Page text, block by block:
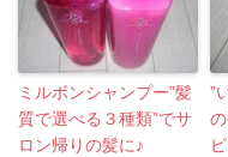
ミルボンシャンプー”髪
質で選べる３種類”でサ
ロン帰りの髪に♪
”